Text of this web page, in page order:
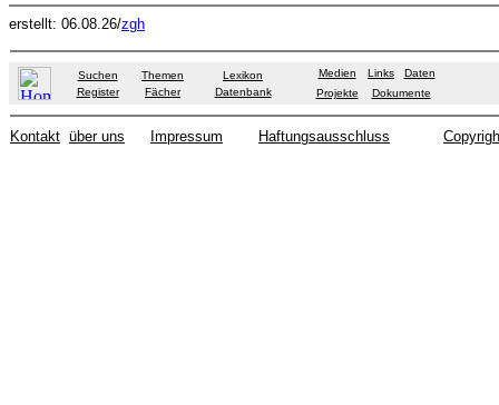
erstellt: 06.08.26/zgh
Suchen Themen
Lexikon
Register
Fächer Datenbank
Medien Links
Daten
Projekte
Dokumente
Kontakt über uns Impressum Haftungsausschluss